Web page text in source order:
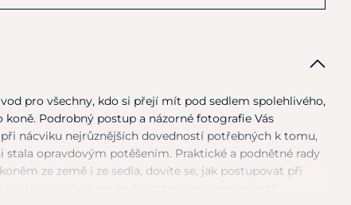
pro všechny, kdo si přejí mít pod sedlem spolehlivého,
koně. Podrobný postup a názorné fotografie Vás
nácviku nejrůznějších dovedností potřebných k tomu,
stala opravdovým potěšením. Praktické a podnětné rady
koněm ze země i ze sedla, dovíte se, jak postupovat při